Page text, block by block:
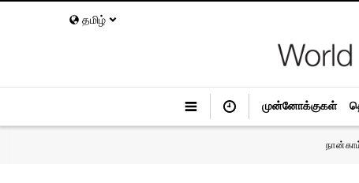
தமிழ்
முன்னோக்குகள்